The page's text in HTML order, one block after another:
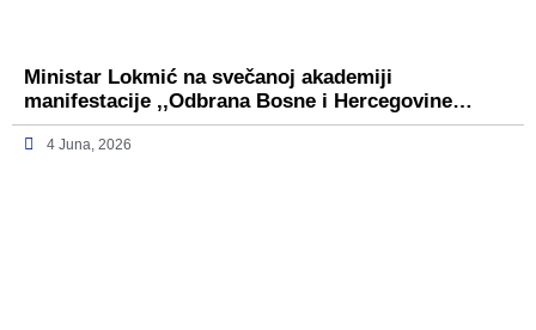
Ministar Lokmić na svečanoj akademiji
manifestacije ,,Odbrana Bosne i Hercegovine…
4 Juna, 2026